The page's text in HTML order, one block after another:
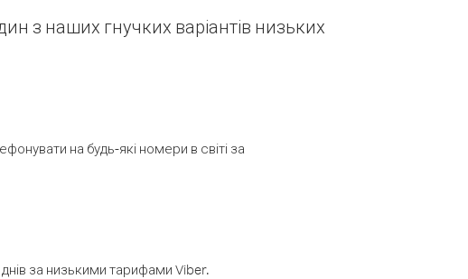
з наших гнучких варіантів низьких
на будь-які номери в світі за
за низькими тарифами Viber.